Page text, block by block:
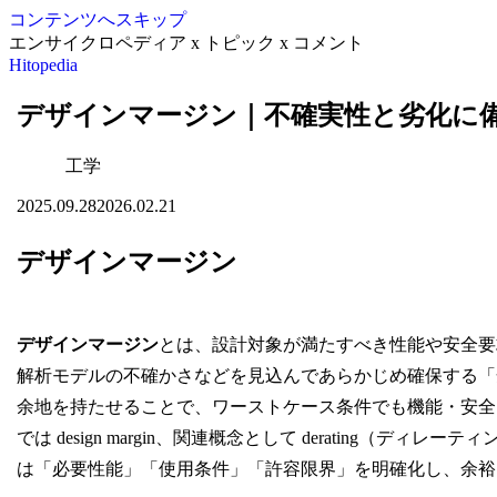
コンテンツへスキップ
エンサイクロペディア x トピック x コメント
Hitopedia
デザインマージン｜不確実性と劣化に
工学
2025.09.282026.02.21
デザインマージン
デザインマージンとは、設計対象が満たすべき性能や安全
解析モデルの不確かさなどを見込んであらかじめ確保する
余地を持たせることで、ワーストケース条件でも機能・安
では design margin、関連概念として derating（ディレーテ
は「必要性能」「使用条件」「許容限界」を明確化し、余